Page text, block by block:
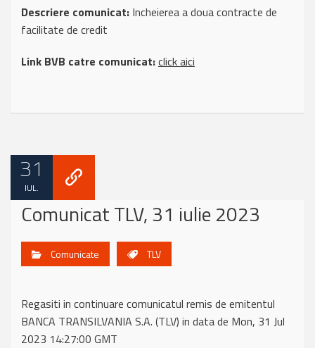
Descriere comunicat: Incheierea a doua contracte de
facilitate de credit
Link BVB catre comunicat:click aici
31
IUL.
Comunicat TLV, 31 iulie 2023
Comunicate TLV
Regasiti in continuare comunicatul remis de emitentul
BANCA TRANSILVANIA S.A. (TLV) in data de Mon, 31 Jul
2023 14:27:00 GMT